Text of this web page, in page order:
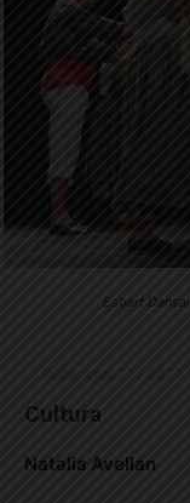
Esbart
Cultura
Natalia Avellan